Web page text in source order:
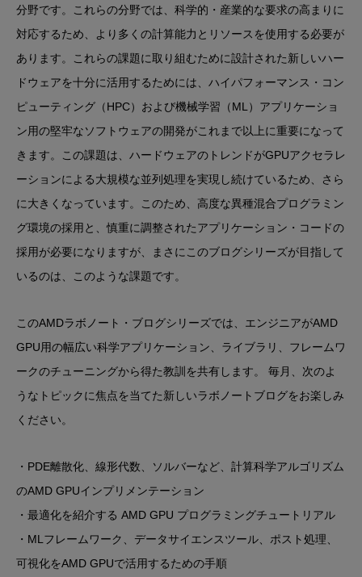
分野です。これらの分野では、科学的・産業的な要求の高まりに
対応するため、より多くの計算能力とリソースを使用する必要が
あります。これらの課題に取り組むために設計された新しいハー
ドウェアを十分に活用するためには、ハイパフォーマンス・コン
ピューティング（HPC）および機械学習（ML）アプリケーショ
ン用の堅牢なソフトウェアの開発がこれまで以上に重要になって
きます。この課題は、ハードウェアのトレンドがGPUアクセラレ
ーションによる大規模な並列処理を実現し続けているため、さら
に大きくなっています。このため、高度な異種混合プログラミン
グ環境の採用と、慎重に調整されたアプリケーション・コードの
採用が必要になりますが、まさにこのブログシリーズが目指して
いるのは、このような課題です。
このAMDラボノート・ブログシリーズでは、エンジニアがAMD
GPU用の幅広い科学アプリケーション、ライブラリ、フレームワ
ークのチューニングから得た教訓を共有します。 毎月、次のよ
うなトピックに焦点を当てた新しいラボノートブログをお楽しみ
ください。
・PDE離散化、線形代数、ソルバーなど、計算科学アルゴリズム
のAMD GPUインプリメンテーション
・最適化を紹介する AMD GPU プログラミングチュートリアル
・MLフレームワーク、データサイエンスツール、ポスト処理、
可視化をAMD GPUで活用するための手順